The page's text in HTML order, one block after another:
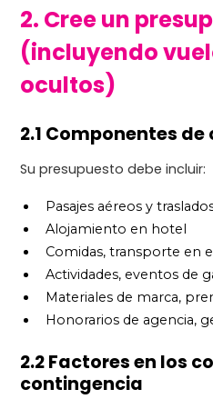
2. Cree un
(incluyendo
ocultos)
2.1 Componentes
Su presupuesto debe incluir:
Pasajes aéreos y
Alojamiento en hotel
Comidas, transporte en
Actividades, eventos de
Materiales de marca,
Honorarios de agencia,
2.2 Factores en los
contingencia